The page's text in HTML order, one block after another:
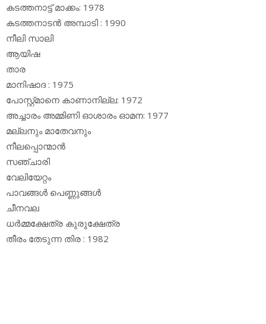
കടത്തനാട്ട് മാക്കം: 1978
കടത്തനാടന്‍ അമ്പാടി : 1990
നീലി സാലി
ആയിഷ
താര
മാനിഷാദ : 1975
പോസ്റ്റ്മാനെ കാണാനില്ല: 1972
അച്ചാരം അമ്മിണി ഓശാരം ഓമന: 1977
മല്ലനും മാതേവനും
നീലപ്പൊന്മാന്‍
സഞ്ചാരി
വേലിയേറ്റം
പാവങ്ങള്‍ പെണ്ണുങ്ങള്‍
ചീനവല
ധര്‍മ്മക്ഷേത്ര കുരുക്ഷേത്ര
തീരം തേടുന്ന തിര : 1982